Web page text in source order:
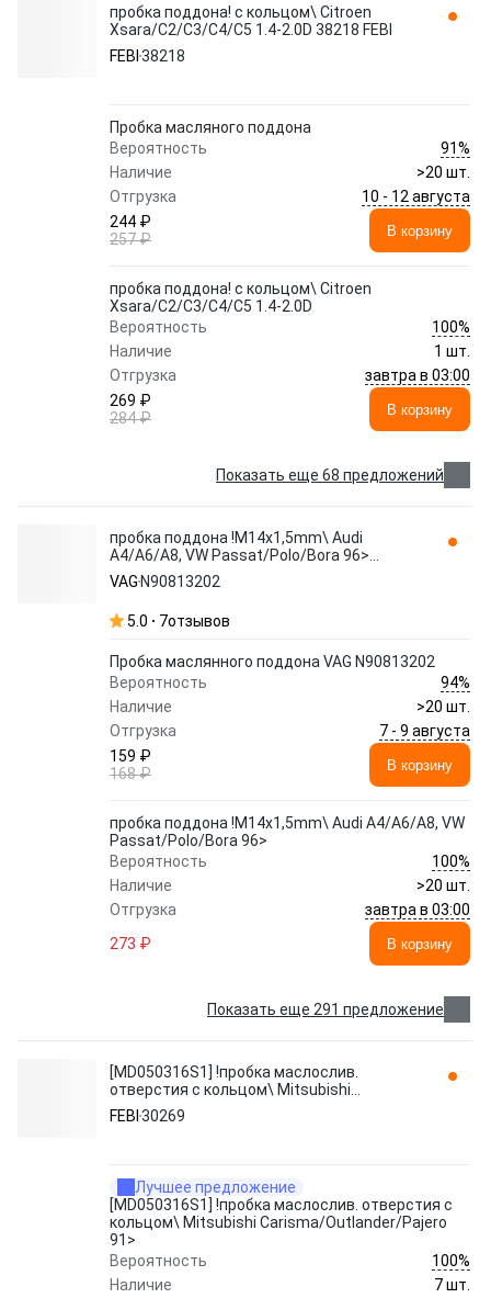
пробка поддона! с кольцом\ Citroen
Xsara/C2/C3/C4/C5 1.4-2.0D 38218 FEBI
FEBI 38218
Пробка масляного поддона
Вероятность
91%
Наличие
>20 шт.
Отгрузка
10 - 12 августа
244 ₽
257 ₽
В корзину
пробка поддона! с кольцом\ Citroen
Xsara/C2/C3/C4/C5 1.4-2.0D
Вероятность
100%
Наличие
1 шт.
Отгрузка
завтра в 03:00
269 ₽
284 ₽
В корзину
Показать еще 68 предложений
пробка поддона !M14x1,5mm\ Audi
A4/A6/A8, VW Passat/Polo/Bora 96>
N90813202 VAG
VAG N90813202
5.0 7отзывов
Пробка маслянного поддона VAG N90813202
Вероятность
94%
Наличие
>20 шт.
Отгрузка
7 - 9 августа
159 ₽
168 ₽
В корзину
пробка поддона !M14x1,5mm\ Audi A4/A6/A8, VW
Passat/Polo/Bora 96>
Вероятность
100%
Наличие
>20 шт.
Отгрузка
завтра в 03:00
273 ₽
В корзину
Показать еще 291 предложение
[MD050316S1] !пробка маслослив.
отверстия с кольцом\ Mitsubishi
Carisma/Outlander/Pajero 91> 30269 FEBI
FEBI 30269
Лучшее предложение
[MD050316S1] !пробка маслослив. отверстия с
кольцом\ Mitsubishi Carisma/Outlander/Pajero
91>
Вероятность
100%
Наличие
7 шт.